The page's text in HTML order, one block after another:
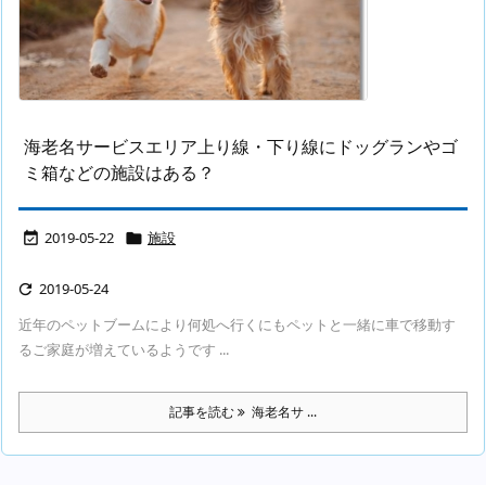
海老名サービスエリア上り線・下り線にドッグランやゴ
ミ箱などの施設はある？
 2019-05-22  施設
 2019-05-24
近年のペットブームにより何処へ行くにもペットと一緒に車で移動す
るご家庭が増えているようです ...
記事を読む 海老名サ ...